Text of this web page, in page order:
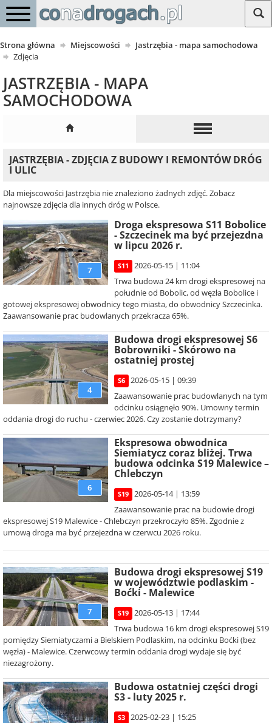
Strona główna Miejscowości
Jastrzębia - mapa samochodowa
Zdjęcia
JASTRZĘBIA - MAPA
SAMOCHODOWA
JASTRZĘBIA - ZDJĘCIA Z BUDOWY I REMONTÓW DRÓG
I ULIC
Dla miejscowości Jastrzębia nie znaleziono żadnych zdjęć. Zobacz
najnowsze zdjęcia dla innych dróg w Polsce.
7
Droga ekspresowa S11 Bobolice
- Szczecinek ma być przejezdna
w lipcu 2026 r.
S11
2026-05-15 | 11:04
Trwa budowa 24 km drogi ekspresowej na
południe od Bobolic, od węzła Bobolice i
gotowej ekspresowej obwodnicy tego miasta, do obwodnicy Szczecinka.
Zaawansowanie prac budowlanych przekracza 65%.
4
Budowa drogi ekspresowej S6
Bobrowniki - Skórowo na
ostatniej prostej
S6
2026-05-15 | 09:39
Zaawansowanie prac budowlanych na tym
odcinku osiągnęło 90%. Umowny termin
oddania drogi do ruchu - czerwiec 2026. Czy zostanie dotrzymany?
6
Ekspresowa obwodnica
Siemiatycz coraz bliżej. Trwa
budowa odcinka S19 Malewice –
Chlebczyn
S19
2026-05-14 | 13:59
Zaawansowanie prac na budowie drogi
ekspresowej S19 Malewice - Chlebczyn przekroczyło 85%. Zgodnie z
umową droga ma być przejezdna w czerwcu 2026 roku.
7
Budowa drogi ekspresowej S19
w województwie podlaskim -
Boćki - Malewice
S19
2026-05-13 | 17:44
Trwa budowa 16 km drogi ekspresowej S19
pomiędzy Siemiatyczami a Bielskiem Podlaskim, na odcinku Boćki (bez
węzła) - Malewice. Czerwcowy termin oddania drogi wydaje się być
niezagrożony.
Budowa ostatniej części drogi
S3 - luty 2025 r.
S3
2025-02-23 | 15:25